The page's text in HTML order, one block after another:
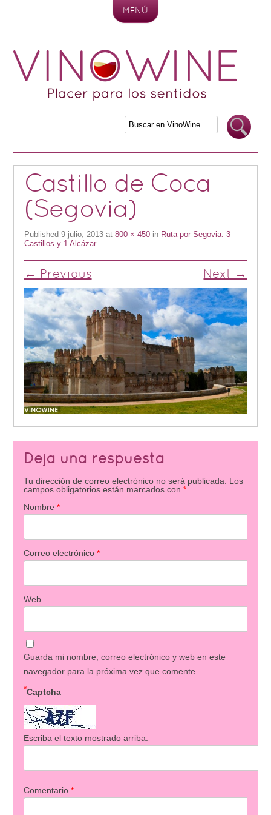
MENÚ
Castillo de Coca
(Segovia)
Published 9 julio, 2013at 800 × 450in Ruta por Segovia: 3
Castillos y 1 Alcázar
← Previous Next →
Deja una respuesta
Tu dirección de correo electrónico no será publicada.
Los
campos obligatorios están marcados con *
Nombre *
Correo electrónico *
Web
Guarda mi nombre, correo electrónico y web en este
navegador para la próxima vez que comente.
Captcha
*
Escriba el texto mostrado arriba:
Comentario *